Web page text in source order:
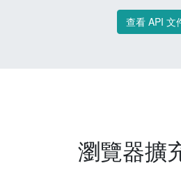
查看 API 文
瀏覽器擴